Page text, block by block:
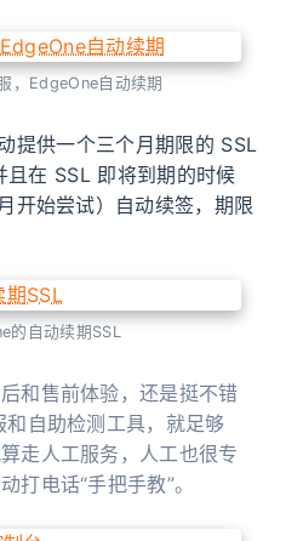
，EdgeOne自动续期
提供一个三个月期限的 SSL
在 SSL 即将到期的时候
开始尝试）自动续签，期限
的自动续期SSL
和售前体验，还是挺不错
自助检测工具，就足够
走人工服务，人工也很专
打电话“手把手教”。